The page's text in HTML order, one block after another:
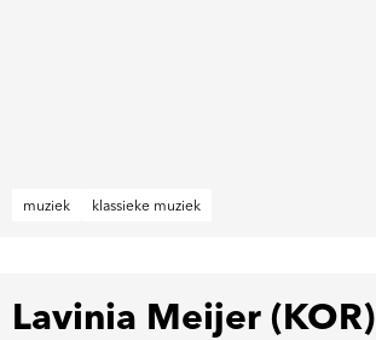
muziek klassieke muziek
Lavinia Meijer (KOR)